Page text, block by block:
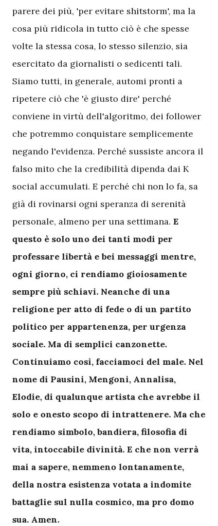
parere dei più, 'per evitare shitstorm', ma la
cosa più ridicola in tutto ciò è che spesse
volte la stessa cosa, lo stesso silenzio, sia
esercitato da giornalisti o sedicenti tali.
Siamo tutti, in generale, automi pronti a
ripetere ciò che 'è giusto dire' perché
conviene in virtù dell'algoritmo, dei follower
che potremmo conquistare semplicemente
negando l'evidenza. Perché sussiste ancora il
falso mito che la credibilità dipenda dai K
social accumulati. E perché chi non lo fa, sa
già di rovinarsi ogni speranza di serenità
personale, almeno per una settimana. E
questo è solo uno dei tanti modi per
professare libertà e bei messaggi mentre,
ogni giorno, ci rendiamo gioiosamente
sempre più schiavi. Neanche di una
religione per atto di fede o di un partito
politico per appartenenza, per urgenza
sociale. Ma di semplici canzonette.
Continuiamo così, facciamoci del male. Nel
nome di Pausini, Mengoni, Annalisa,
Elodie, di qualunque artista che avrebbe il
solo e onesto scopo di intrattenere. Ma che
rendiamo simbolo, bandiera, filosofia di
vita, intoccabile divinità. E che non verrà
mai a sapere, nemmeno lontanamente,
della nostra esistenza votata a indomite
battaglie sul nulla cosmico, ma pro domo
sua. Amen.